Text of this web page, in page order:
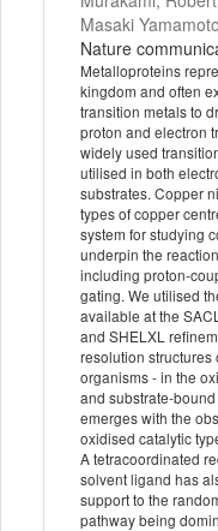
Masaki
Nature
Metalloproteins
kingdom and often
transition metals to
proton and electron
widely used
utilised in both
substrates. Copper
types of copper
system for studying
underpin the
including proton-
gating. We utilised
available at the
and SHELXL
resolution structures
organisms - in the
and substrate-
emerges with the
oxidised catalytic
A tetracoordinated
solvent ligand has
support to the
pathway being